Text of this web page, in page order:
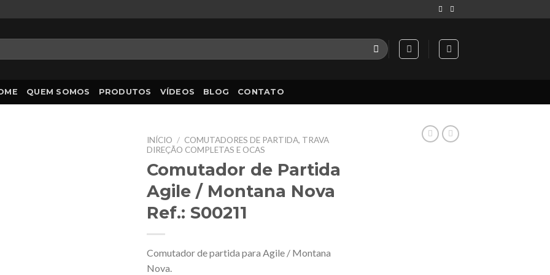
QUEM SOMOS PRODUTOS VÍDEOS BLOG CONTATO
INÍCIO / COMUTADORES DE PARTIDA, TRAVA
DIREÇÃO COMPLETAS E OCAS
Comutador de Partida
Agile / Montana Nova
Ref.: S00211
Comutador de partida para Agile / Montana
Nova.